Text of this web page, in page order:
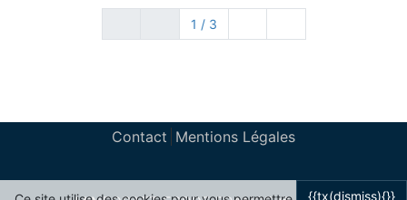
1 / 3
Contact Mentions Légales
{{tx(dismiss){}}